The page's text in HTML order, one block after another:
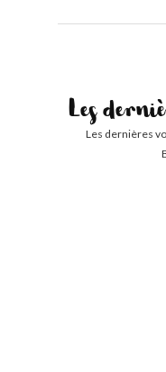
Les
Les dernières